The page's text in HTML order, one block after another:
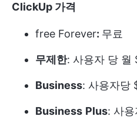
ClickUp 가격
free Forever: 무료
무제한: 사용자 당 월
Business: 사용자당
Business Plus: 사